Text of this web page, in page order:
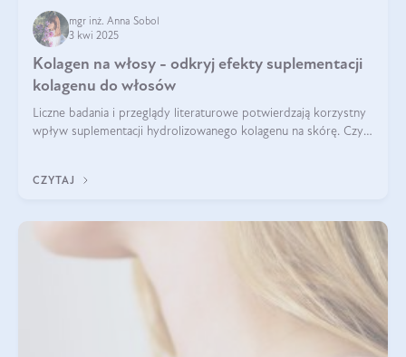
mgr inż. Anna Sobol
3 kwi 2025
Kolagen na włosy - odkryj efekty suplementacji
kolagenu do włosów
Liczne badania i przeglądy literaturowe potwierdzają korzystny
wpływ suplementacji hydrolizowanego kolagenu na skórę. Czy
CZYTAJ